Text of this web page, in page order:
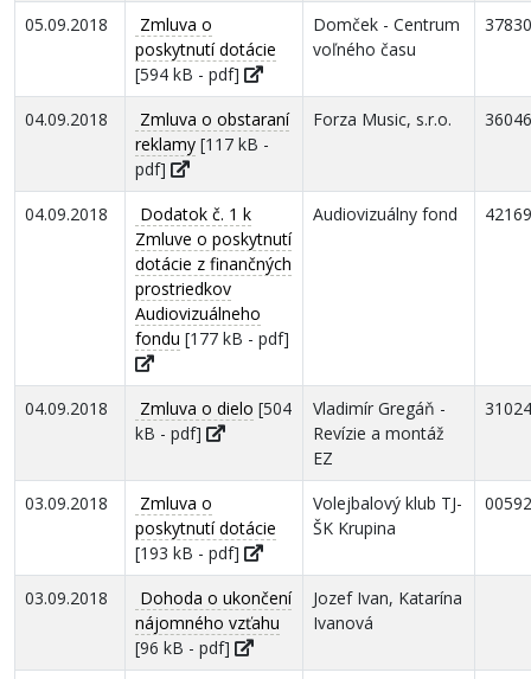
05.09.2018
Zmluva o
poskytnutí dotácie
[594 kB - pdf]
Domček - Centrum
voľného času
04.09.2018
Zmluva o obstaraní
reklamy [117 kB -
pdf]
Forza Music, s.r.o.
04.09.2018
Dodatok č. 1 k
Zmluve o poskytnutí
dotácie z finančných
prostriedkov
Audiovizuálneho
fondu [177 kB - pdf]
Audiovizuálny fond
04.09.2018 Zmluva o dielo [504
kB - pdf]
Vladimír Gregáň -
Revízie a montáž
EZ
03.09.2018
Zmluva o
poskytnutí dotácie
[193 kB - pdf]
Volejbalový klub TJ-
ŠK Krupina
03.09.2018
Dohoda o ukončení
nájomného vzťahu
[96 kB - pdf]
Jozef Ivan, Katarína
Ivanová